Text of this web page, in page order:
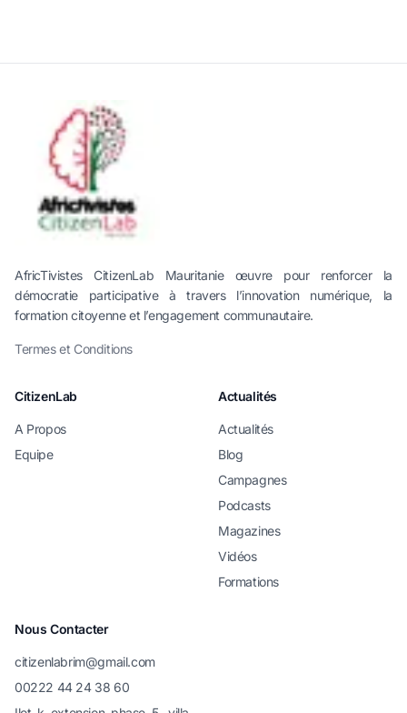
AfricTivistes CitizenLab Mauritanie œuvre pour renforcer la
démocratie participative à travers l’innovation numérique, la
formation citoyenne et l’engagement communautaire.
Termes et Conditions
CitizenLab
A Propos
Equipe
Actualités
Actualités
Blog
Campagnes
Podcasts
Magazines
Vidéos
Formations
Nous Contacter
citizenlabrim@gmail.com
00222 44 24 38 60